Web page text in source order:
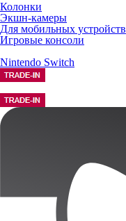
Колонки
Экшн-камеры
Для мобильных устройств
Игровые консоли
Nintendo Switch